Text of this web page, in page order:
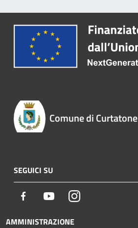
Comune di Curtatone
SEGUICI SU
Facebook YoutubeInstagram
AMMINISTRAZIONE